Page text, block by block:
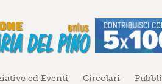
ed Eventi Circolari